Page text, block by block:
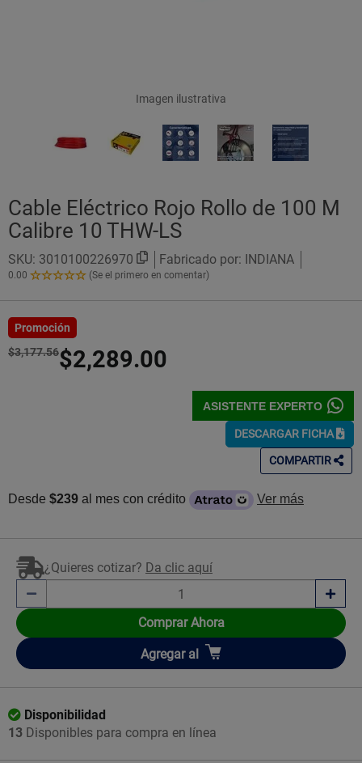
Imagen ilustrativa
Cable Eléctrico Rojo Rollo de 100 M
Calibre 10 THW-LS
SKU: 3010100226970 Fabricado por: INDIANA
0.00
0.00
Estrellas!
(Se el primero en comentar)
Promoción
$3,177.56$2,289.00
ASISTENTE EXPERTO
DESCARGAR FICHA
COMPARTIR
Desde $239 al mes con crédito Ver más
¿Quieres cotizar? Da clic aquí
Comprar Ahora
Añadir
Agregar al
Disponibilidad
13 Disponibles para compra en línea